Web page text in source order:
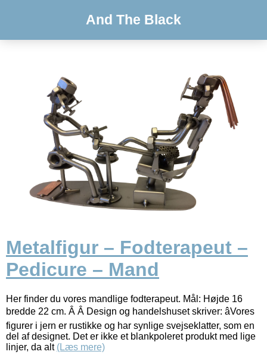
And The Black
Metalfigur – Fodterapeut –
Pedicure – Mand
Her finder du vores mandlige fodterapeut. Mål: Højde 16
bredde 22 cm. Â Â Design og handelshuset skriver: âVores
figurer i jern er rustikke og har synlige svejseklatter, som en
del af designet. Det er ikke et blankpoleret produkt med lige
linjer, da alt (Læs mere)